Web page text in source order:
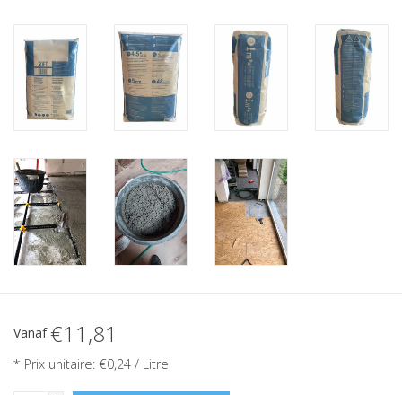
Vanaf€11,81
* Prix unitaire: €0,24 / Litre